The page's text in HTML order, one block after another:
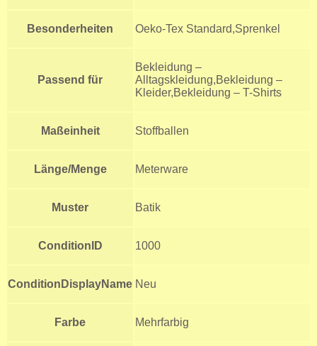
Besonderheiten Oeko-Tex Standard,Sprenkel
Passend für
Bekleidung –
Alltagskleidung,Bekleidung –
Kleider,Bekleidung – T-Shirts
Maßeinheit Stoffballen
Länge/Menge Meterware
Muster Batik
ConditionID 1000
ConditionDisplayName Neu
Farbe Mehrfarbig